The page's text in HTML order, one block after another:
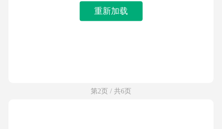
重新加载
第2页 / 共6页